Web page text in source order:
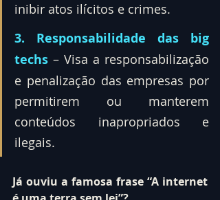
inibir atos ilícitos e crimes.
3. Responsabilidade das big
techs – Visa a responsabilização
e penalização das empresas por
permitirem ou manterem
conteúdos inapropriados e
ilegais.
Já ouviu a famosa frase “A internet